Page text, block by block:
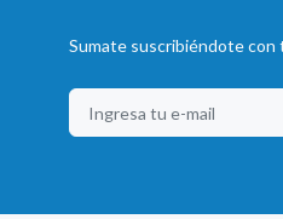
Sumate suscribiéndote